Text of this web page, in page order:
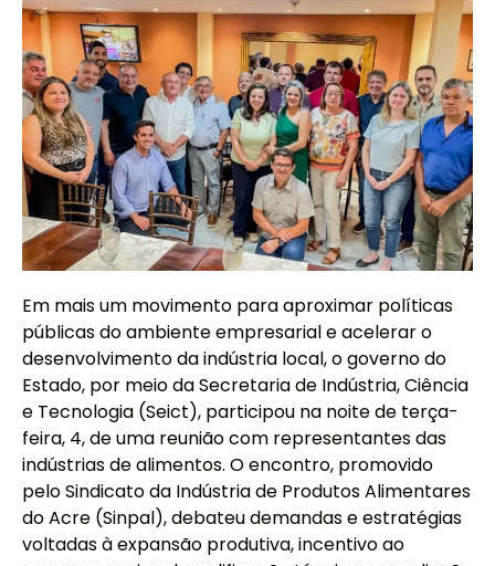
Em mais um movimento para aproximar políticas
públicas do ambiente empresarial e acelerar o
desenvolvimento da indústria local, o governo do
Estado, por meio da Secretaria de Indústria, Ciência
e Tecnologia (Seict), participou na noite de terça-
feira, 4, de uma reunião com representantes das
indústrias de alimentos. O encontro, promovido
pelo Sindicato da Indústria de Produtos Alimentares
do Acre (Sinpal), debateu demandas e estratégias
voltadas à expansão produtiva, incentivo ao